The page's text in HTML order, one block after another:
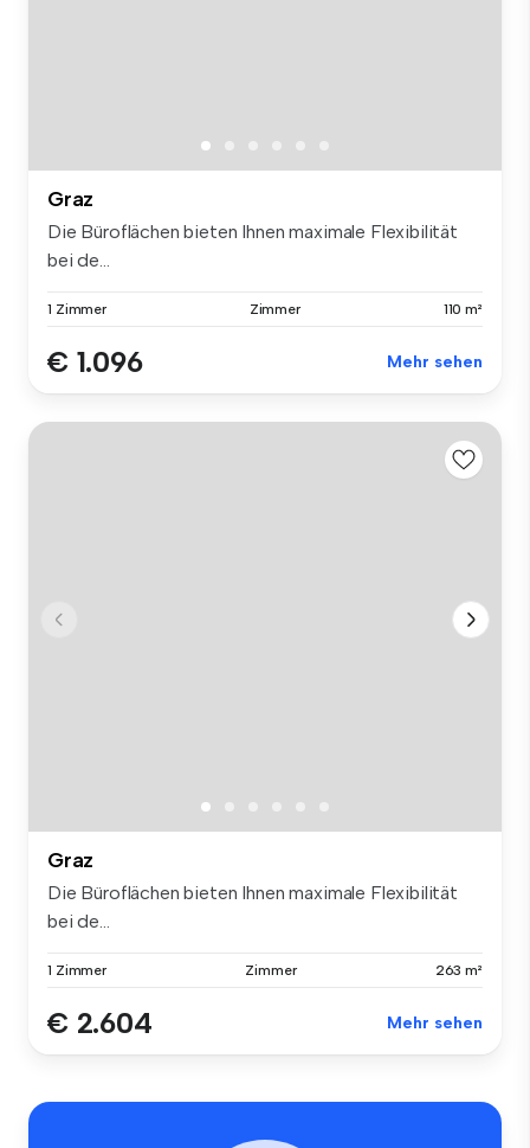
Graz
Die Büroflächen bieten Ihnen maximale Flexibilität
bei de...
1 Zimmer Zimmer 110 m²
€ 1.096 Mehr sehen
Graz
Die Büroflächen bieten Ihnen maximale Flexibilität
bei de...
1 Zimmer Zimmer 263 m²
€ 2.604 Mehr sehen